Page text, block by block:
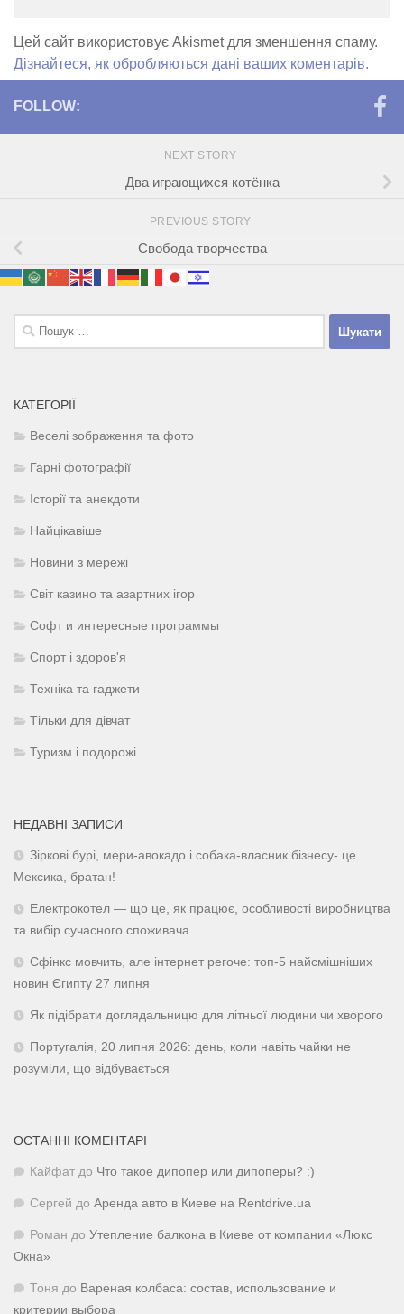
Цей сайт використовує Akismet для зменшення спаму.
Дізнайтеся, як обробляються дані ваших коментарів.
FOLLOW:
NEXT STORY
Два играющихся котёнка
PREVIOUS STORY
Свобода творчества
Пошук:
КАТЕГОРІЇ
Веселі зображення та фото
Гарні фотографії
Історії та анекдоти
Найцікавіше
Новини з мережі
Світ казино та азартних ігор
Софт и интересные программы
Спорт і здоров'я
Техніка та гаджети
Тільки для дівчат
Туризм і подорожі
НЕДАВНІ ЗАПИСИ
Зіркові бурі, мери-авокадо і собака-власник бізнесу- це
Мексика, братан!
Електрокотел — що це, як працює, особливості виробництва
та вибір сучасного споживача
Сфінкс мовчить, але інтернет регоче: топ-5 найсмішніших
новин Єгипту 27 липня
Як підібрати доглядальницю для літньої людини чи хворого
Португалія, 20 липня 2026: день, коли навіть чайки не
розуміли, що відбувається
ОСТАННІ КОМЕНТАРІ
Кайфат до Что такое дипопер или дипоперы? :)
Сергей до Аренда авто в Киеве на Rentdrive.ua
Роман до Утепление балкона в Киеве от компании «Люкс
Окна»
Тоня до Вареная колбаса: состав, использование и
критерии выбора